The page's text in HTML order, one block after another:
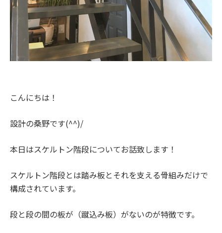
こんにちは！
設計の桑野です(^^)/
本日はスケルトン階段についてお話致します！
スケルトン階段とは踏み板とそれを支える骨組みだけで
構成されています。
段と段の間の板が（蹴込み板）がないのが特徴です。